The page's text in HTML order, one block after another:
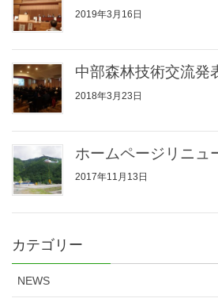
2019年3月16日
中部森林技術交流発
2018年3月23日
ホームページリニュ
2017年11月13日
カテゴリー
NEWS